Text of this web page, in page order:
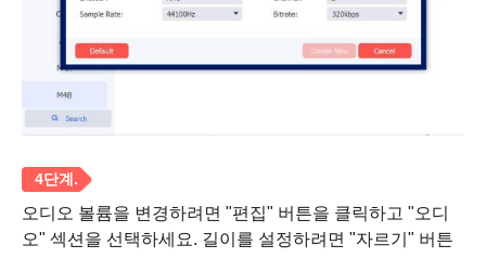
오디오 볼륨을 변경하려면 "편집" 버튼을 클릭하고 "오디
오" 섹션을 선택하세요. 길이를 설정하려면 "자르기" 버튼